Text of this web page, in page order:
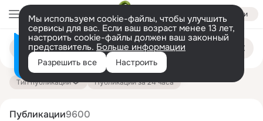
Войти
Мы используем cookie-файлы, чтобы улучшить
сервисы для вас. Если ваш возраст менее 13 лет,
настроить cookie-файлы должен ваш законный
представитель. Больше информации
Разрешить все Настроить
Поиск
публикациям
Тип публикации Публикации за 24 часа
Публикации9600
Информация о контенте
на платформе — здесь